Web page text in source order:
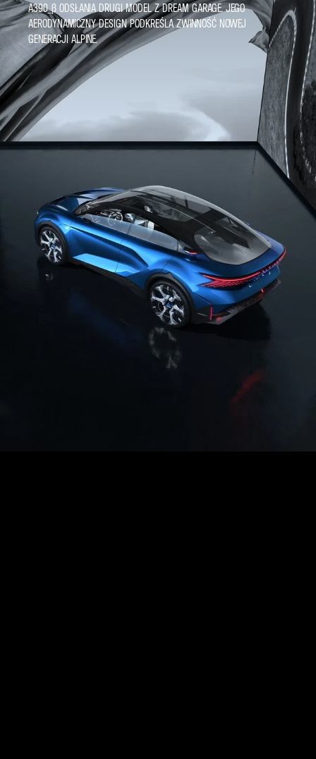
A390_Β ODSŁANIA DRUGI MODEL Z DREAM GARAGE. JEGO
AERODYNAMICZNY DESIGN PODKREŚLA ZWINNOŚĆ NOWEJ
GENERACJI ALPINE.